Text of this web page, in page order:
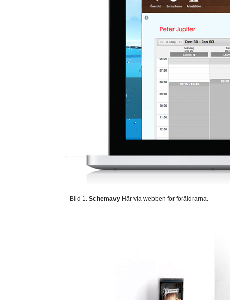
Bild 1. SchemavyHär via webben för föräldrarna.